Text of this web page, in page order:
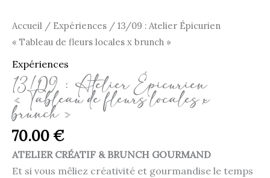
Accueil / Expériences / 13/09 : Atelier Épicurien
« Tableau de fleurs locales x brunch »
Expériences
13/09 : Atelier Épicurien
« Tableau de fleurs locales x
brunch »
70.00€
ATELIER CRÉATIF & BRUNCH GOURMAND
Et si vous mêliez créativité et gourmandise le temps